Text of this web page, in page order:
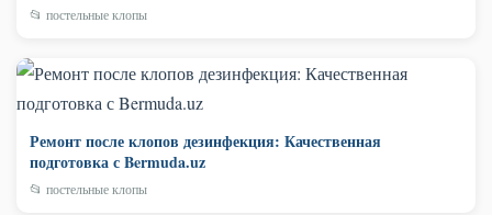
📂 постельные клопы
Ремонт после клопов дезинфекция: Качественная
подготовка с Bermuda.uz
📂 постельные клопы